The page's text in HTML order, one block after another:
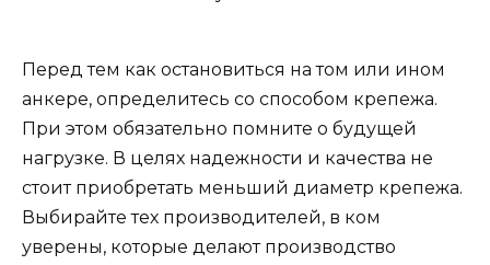
Перед тем как остановиться на том или ином
анкере, определитесь со способом крепежа.
При этом обязательно помните о будущей
нагрузке. В целях надежности и качества не
стоит приобретать меньший диаметр крепежа.
Выбирайте тех производителей, в ком
уверены, которые делают производство